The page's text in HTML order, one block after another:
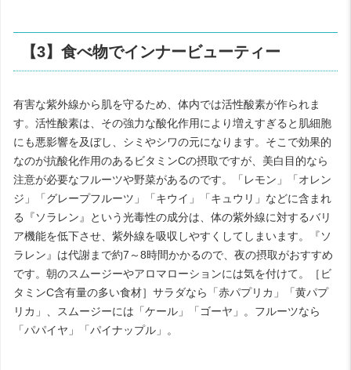
【3】食べ物でインナービューティー
有害な紫外線から肌を守るため、体内では活性酸素が作られま
す。活性酸素は、その強力な酸化作用により増えすぎると肌細胞
にも悪影響を及ぼし、シミやシワの元になります。そこで効果的
なのが抗酸化作用のあるビタミンCの摂取ですが、美白目的なら
注意が必要なフルーツや野菜があるのです。「レモン」「オレン
ジ」「グレープフルーツ」「キウイ」「キュウリ」などに含まれ
る『ソラレン』という光毒性の成分は、体の紫外線に対するバリ
ア機能を低下させ、紫外線を吸収しやすくしてしまいます。『ソ
ラレン』は代謝まで約7～8時間かかるので、夜の摂取がおすすめ
です。朝のスムージーやアロマローションには気を付けて。［ビ
タミンC含有量の多い食材］サラダなら「赤パプリカ」「黄パプ
リカ」、スムージーには「ケール」「ゴーヤ」。フルーツなら
「パパイヤ」「パイナップル」。